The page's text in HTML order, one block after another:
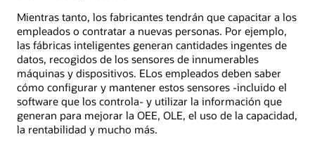
Mientras tanto, los fabricantes tendrán que capacitar a los
empleados o contratar a nuevas personas. Por ejemplo,
las fábricas inteligentes generan cantidades ingentes de
datos, recogidos de los sensores de innumerables
máquinas y dispositivos. ELos empleados deben saber
cómo configurar y mantener estos sensores -incluido el
software que los controla- y utilizar la información que
generan para mejorar la OEE, OLE, el uso de la capacidad,
la rentabilidad y mucho más.